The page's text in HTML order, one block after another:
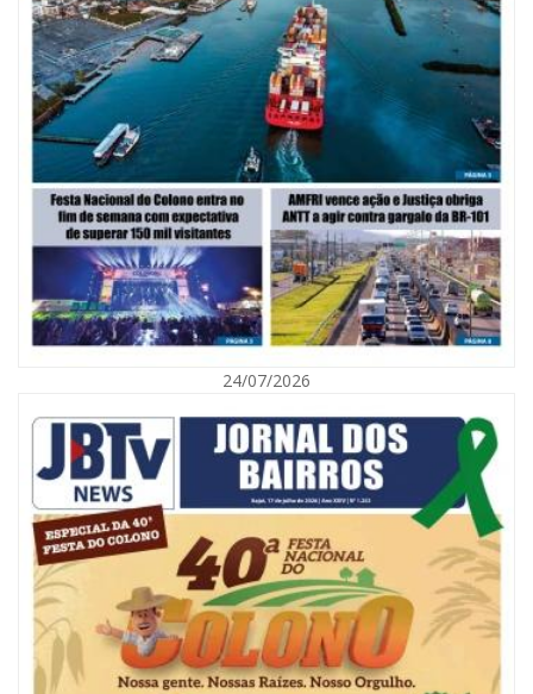
10/08/2026 | 10:01
Pai e filho compartilham histórias e dedicação no serviço público em BC
ESPORTES
24/07/2026